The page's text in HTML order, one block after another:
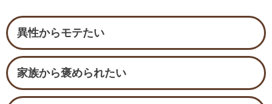
異性からモテたい
家族から褒められたい